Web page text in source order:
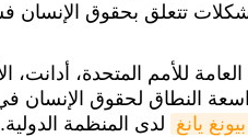
تتعلق بحقوق الإنسان
للأمم المتحدة، أدانت،
النطاق لحقوق الإنسان
يانغ لدى المنظمة الدولية.